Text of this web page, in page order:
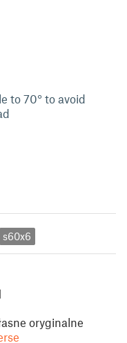
to 70° to avoid
s60x6
oryginalne